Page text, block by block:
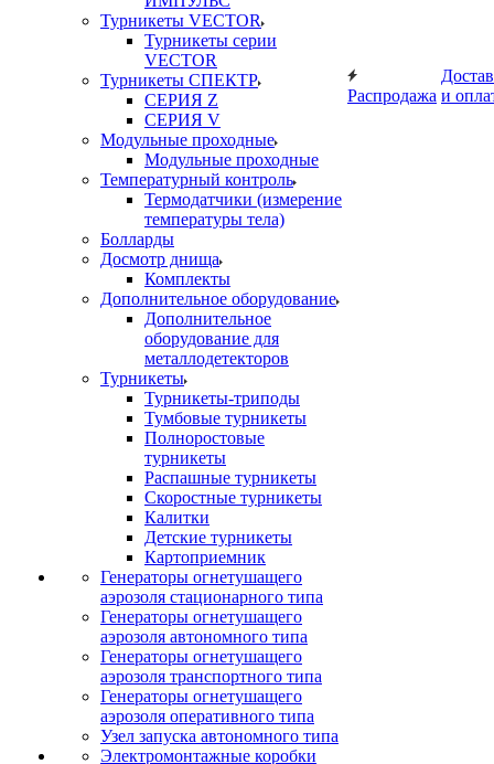
Турникеты VECTOR
Турникеты серии
VECTOR
Турникеты СПЕКТР
СЕРИЯ Z
СЕРИЯ V
Модульные проходные
Модульные проходные
Температурный контроль
Термодатчики (измерение
температуры тела)
Болларды
Досмотр днища
Комплекты
Дополнительное оборудование
Дополнительное
оборудование для
металлодетекторов
Турникеты
Турникеты-триподы
Тумбовые турникеты
Полноростовые
турникеты
Распашные турникеты
Скоростные турникеты
Калитки
Детские турникеты
Картоприемник
Генераторы огнетушащего
аэрозоля стационарного типа
Генераторы огнетушащего
аэрозоля автономного типа
Генераторы огнетушащего
аэрозоля транспортного типа
Генераторы огнетушащего
аэрозоля оперативного типа
Узел запуска автономного типа
Электромонтажные коробки
Распродажа и